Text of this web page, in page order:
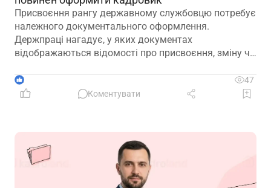
Присвоєння рангу державному службовцю потребує
належного документального оформлення.
Держпраці нагадує, у яких документах
відображаються відомості про присвоєння, зміну чи
1
47
Коментувати